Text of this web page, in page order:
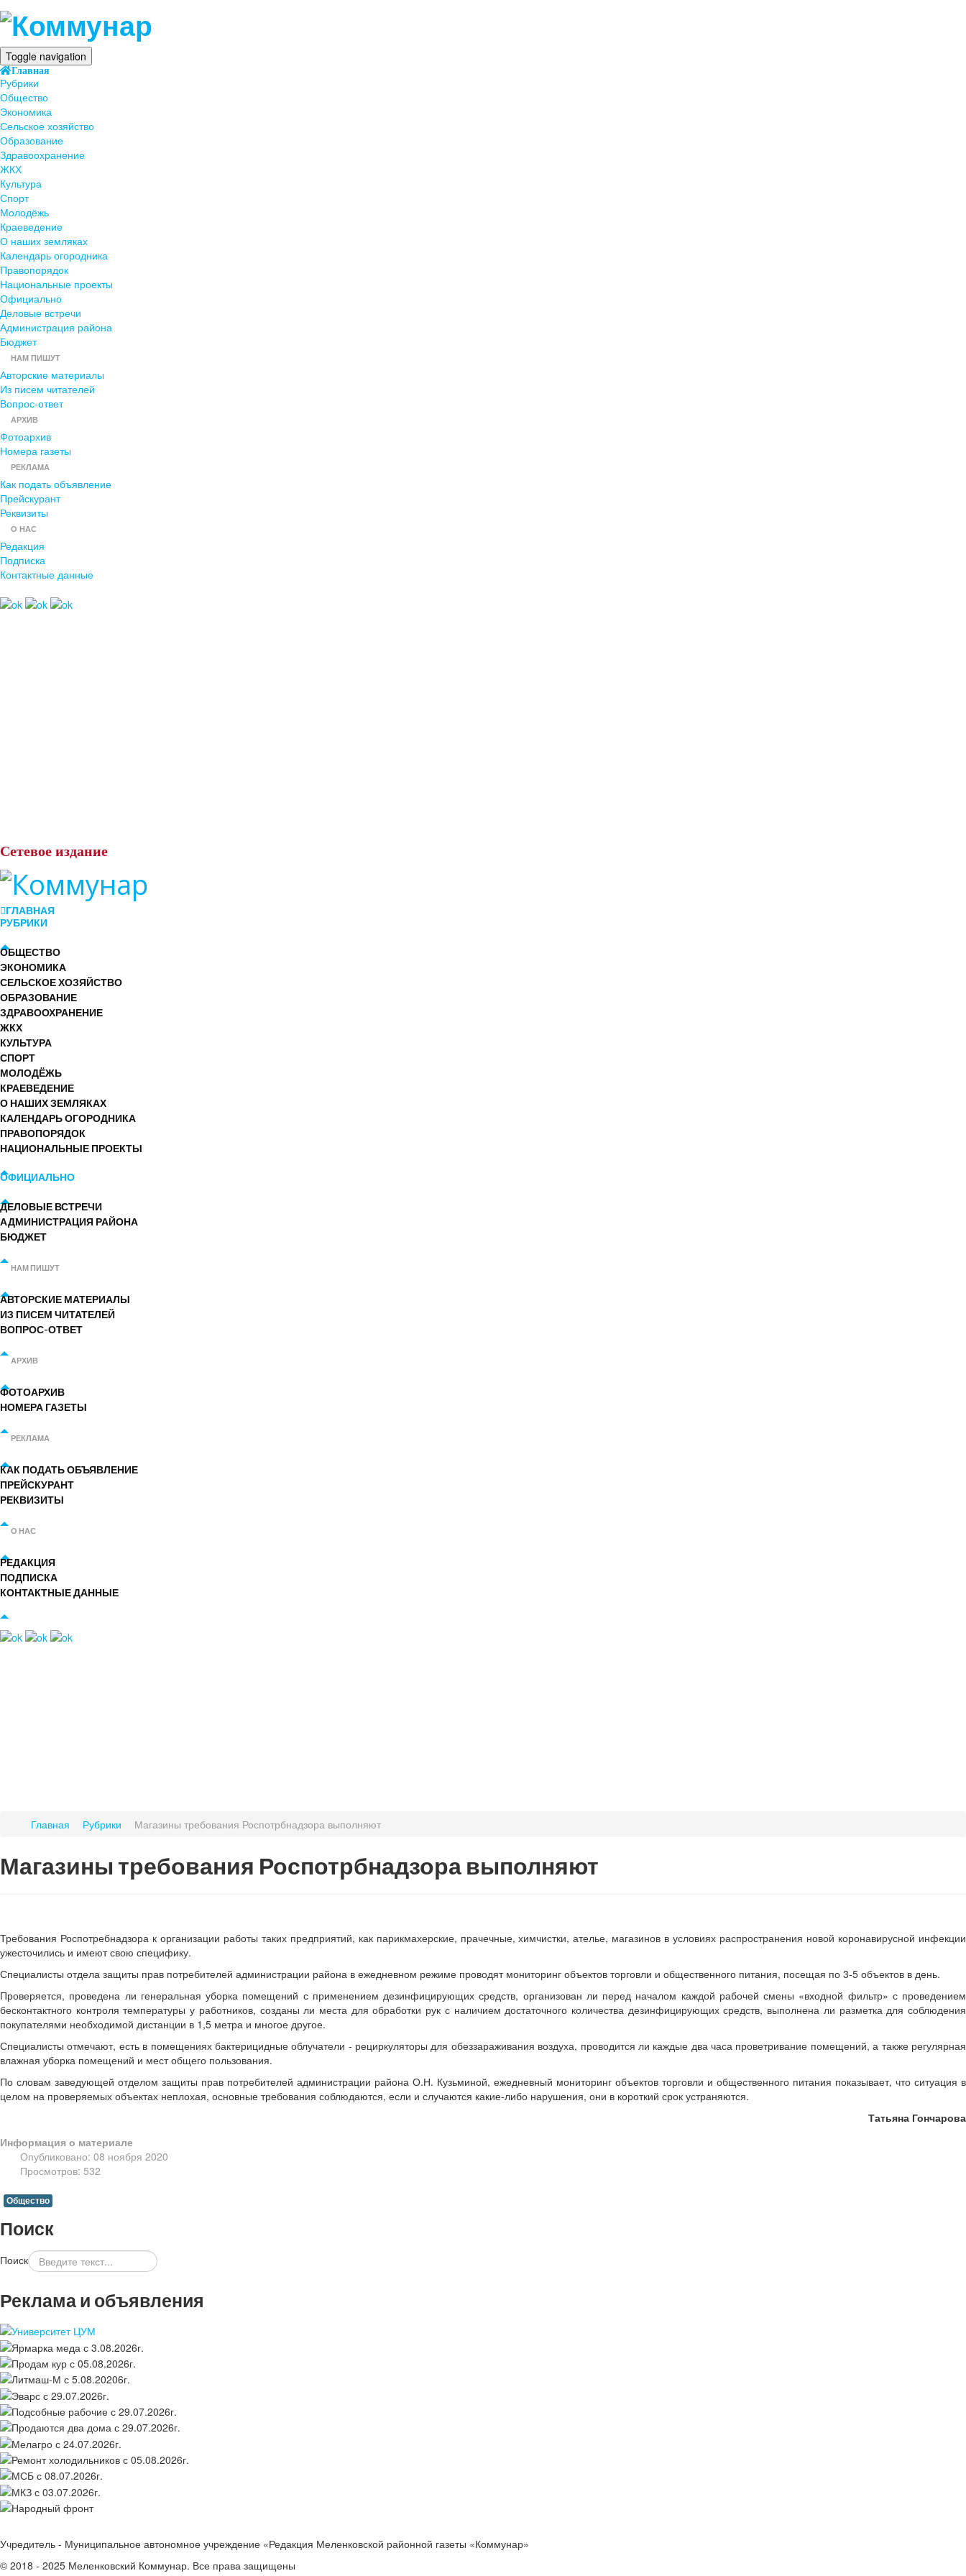
Toggle navigation
Главная
Рубрики
Общество
Экономика
Сельское хозяйство
Образование
Здравоохранение
ЖКХ
Культура
Спорт
Молодёжь
Краеведение
О наших земляках
Календарь огородника
Правопорядок
Национальные проекты
Официально
Деловые встречи
Администрация района
Бюджет
НАМ ПИШУТ
Авторские материалы
Из писем читателей
Вопрос-ответ
АРХИВ
Фотоархив
Номера газеты
РЕКЛАМА
Как подать объявление
Прейскурант
Реквизиты
О НАС
Редакция
Подписка
Контактные данные
Сетевое издание
ГЛАВНАЯ
РУБРИКИ
ОБЩЕСТВО
ЭКОНОМИКА
СЕЛЬСКОЕ ХОЗЯЙСТВО
ОБРАЗОВАНИЕ
ЗДРАВООХРАНЕНИЕ
ЖКХ
КУЛЬТУРА
СПОРТ
МОЛОДЁЖЬ
КРАЕВЕДЕНИЕ
О НАШИХ ЗЕМЛЯКАХ
КАЛЕНДАРЬ ОГОРОДНИКА
ПРАВОПОРЯДОК
НАЦИОНАЛЬНЫЕ ПРОЕКТЫ
ОФИЦИАЛЬНО
ДЕЛОВЫЕ ВСТРЕЧИ
АДМИНИСТРАЦИЯ РАЙОНА
БЮДЖЕТ
НАМ ПИШУТ
АВТОРСКИЕ МАТЕРИАЛЫ
ИЗ ПИСЕМ ЧИТАТЕЛЕЙ
ВОПРОС-ОТВЕТ
АРХИВ
ФОТОАРХИВ
НОМЕРА ГАЗЕТЫ
РЕКЛАМА
КАК ПОДАТЬ ОБЪЯВЛЕНИЕ
ПРЕЙСКУРАНТ
РЕКВИЗИТЫ
О НАС
РЕДАКЦИЯ
ПОДПИСКА
КОНТАКТНЫЕ ДАННЫЕ
Главная Рубрики Магазины требования Роспотрбнадзора выполняют
Магазины требования Роспотрбнадзора выполняют
Требования Роспотребнадзора к организации работы таких предприятий, как парикмахерские, прачечные, химчистки, ателье, магазинов в условиях распространения новой коронавирусной инфекции
ужесточились и имеют свою специфику.
Специалисты отдела защиты прав потребителей администрации района в ежедневном режиме проводят мониторинг объектов торговли и общественного питания, посещая по 3-5 объектов в день.
Проверяется, проведена ли генеральная уборка помещений с применением дезинфицирующих средств, организован ли перед началом каждой рабочей смены «входной фильтр» с проведением
бесконтактного контроля температуры у работников, созданы ли места для обработки рук с наличием достаточного количества дезинфицирующих средств, выполнена ли разметка для соблюдения
покупателями необходимой дистанции в 1,5 метра и многое другое.
Специалисты отмечают, есть в помещениях бактерицидные облучатели - рециркуляторы для обеззараживания воздуха, проводится ли каждые два часа проветривание помещений, а также регулярная
влажная уборка помещений и мест общего пользования.
По словам заведующей отделом защиты прав потребителей администрации района О.Н. Кузьминой, ежедневный мониторинг объектов торговли и общественного питания показывает, что ситуация в
целом на проверяемых объектах неплохая, основные требования соблюдаются, если и случаются какие-либо нарушения, они в короткий срок устраняются.
Татьяна Гончарова
Информация о материале
Опубликовано: 08 ноября 2020
Просмотров: 532
Общество
Поиск
Поиск
Реклама и объявления
Учредитель - Муниципальное автономное учреждение «Редакция Меленковской районной газеты «Коммунар»
© 2018 - 2025 Меленковский Коммунар. Все права защищены